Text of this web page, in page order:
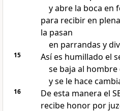
y abre la boca en
para recibir en
la pasan
en parrandas y
15
Así es humillado el
se baja al hombre
y se le hace
16
De esta manera el
recibe honor por